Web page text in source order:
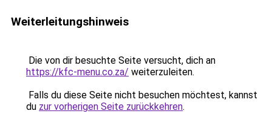
Weiterleitungshinweis
Die von dir besuchte Seite versucht, dich an
https://kfc-menu.co.za/ weiterzuleiten.
Falls du diese Seite nicht besuchen möchtest, kannst
du zur vorherigen Seite zurückkehren.